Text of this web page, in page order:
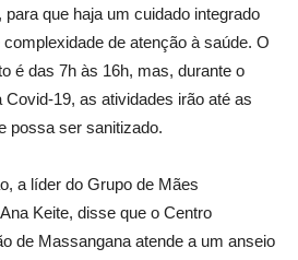
para que haja um cuidado integrado
de atenção à saúde. O
é das 7h às 16h, mas, durante o
Covid-19, as atividades irão até as
possa ser sanitizado.
a líder do Grupo de Mães
Keite, disse que o Centro
de Massangana atende a um anseio